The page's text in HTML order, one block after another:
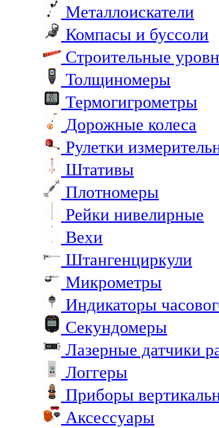
Металлоискатели
Компасы и буссоли
Строительные
Толщиномеры
Термогигрометры
Дорожные колеса
Рулетки
Штативы
Плотномеры
Рейки нивелирные
Вехи
Штангенциркули
Микрометры
Индикаторы
Секундомеры
Лазерные датчики
Логгеры
Приборы
Аксессуары